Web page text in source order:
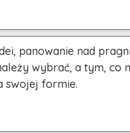
panowanie nad
wybrać, a tym, co
swojej formie.